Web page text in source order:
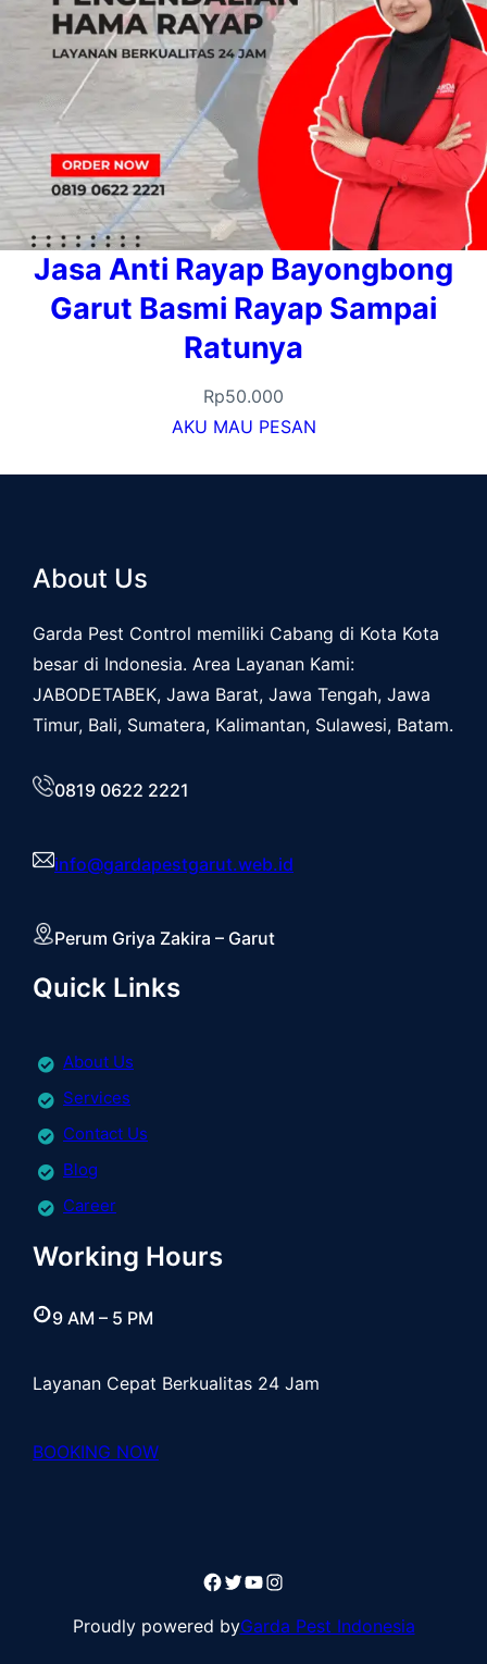
Jasa Anti Rayap Bayongbong
Garut Basmi Rayap Sampai
Ratunya
Rp50.000
AKU MAU PESAN
About Us
Garda Pest Control memiliki Cabang di Kota Kota
besar di Indonesia. Area Layanan Kami:
JABODETABEK, Jawa Barat, Jawa Tengah, Jawa
Timur, Bali, Sumatera, Kalimantan, Sulawesi, Batam.
0819 0622 2221
info@gardapestgarut.web.id
Perum Griya Zakira – Garut
Quick Links
About Us
Services
Contact Us
Blog
Career
Working Hours
9 AM – 5 PM
Layanan Cepat Berkualitas 24 Jam
BOOKING NOW
Facebook
Twitter
YouTube
Instagram
Proudly powered byGarda Pest Indonesia